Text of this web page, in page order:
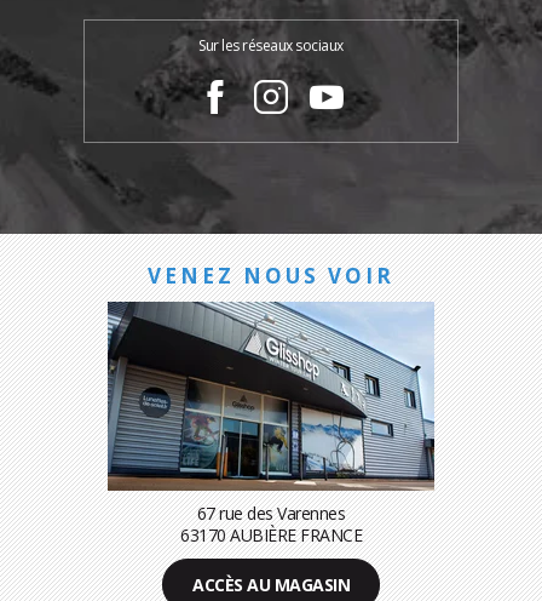
Sur les réseaux sociaux
VENEZ NOUS VOIR
67 rue des Varennes
63170 AUBIÈRE FRANCE
ACCÈS AU MAGASIN